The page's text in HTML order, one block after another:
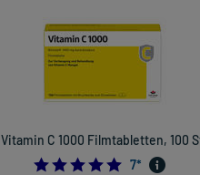
Vitamin C 1000 Filmtabletten, 100
5.0
7*